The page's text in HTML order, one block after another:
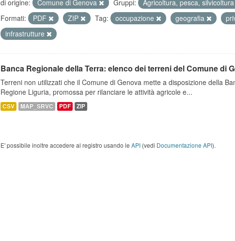
di origine:
Comune di Genova Gruppi:
Agricoltura, pesca,
Formati:
PDF ZIP Tag: occupazione geografia
infrastrutture
Banca Regionale della Terra: elenco dei terreni del Comune di
Terreni non utilizzati che il Comune di Genova mette a disposizione della
Regione Liguria, promossa per rilanciare le attività agricole e...
CSV MAP_SRVC PDF ZIP
E' possibile inoltre accedere al registro usando le API (vedi Documentazione API).